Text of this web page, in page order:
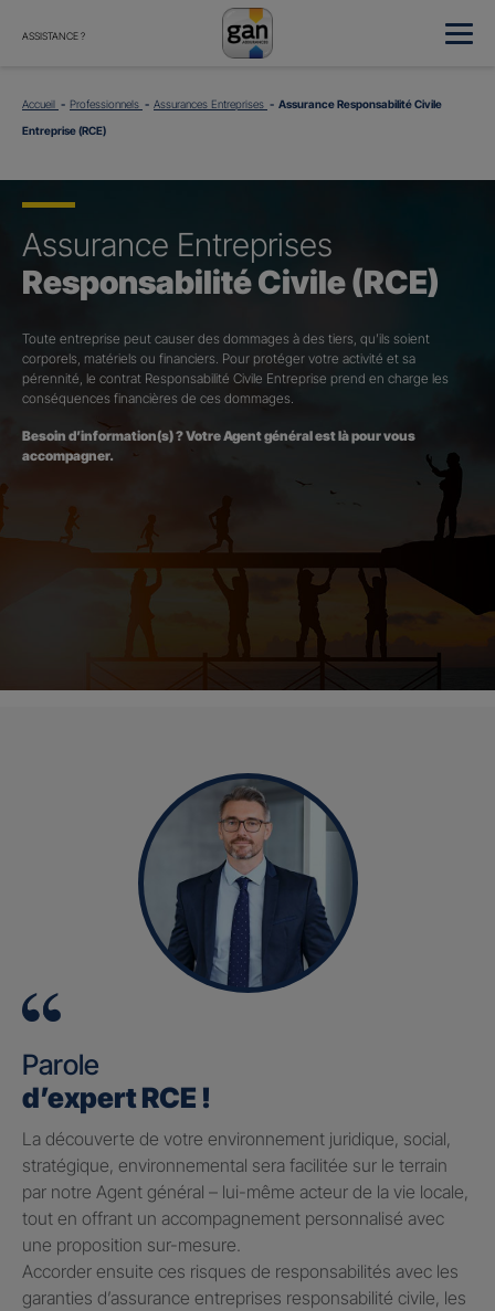
ASSISTANCE ?
Accueil Professionnels Assurances Entreprises
Assurance Responsabilité Civile
Entreprise (RCE)
Assurance Entreprises
Responsabilité Civile (RCE)
Toute entreprise peut causer des dommages à des tiers, qu’ils soient
corporels, matériels ou financiers. Pour protéger votre activité et sa
pérennité, le contrat Responsabilité Civile Entreprise prend en charge les
conséquences financières de ces dommages.
Besoin d’information(s) ? Votre Agent général est là pour vous
accompagner.
Parole
d’expert RCE !
La découverte de votre environnement juridique, social,
stratégique, environnemental sera facilitée sur le terrain
par notre Agent général – lui-même acteur de la vie locale,
tout en offrant un accompagnement personnalisé avec
une proposition sur-mesure.
Accorder ensuite ces risques de responsabilités avec les
garanties d’assurance entreprises responsabilité civile, les